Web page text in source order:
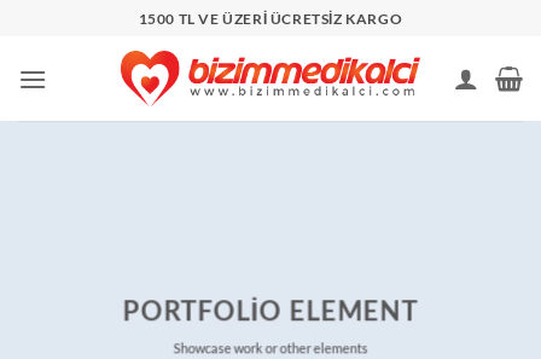
1500 TL VE ÜZERİ ÜCRETSİZ KARGO
PORTFOLIO ELEMENT
Showcase work or other elements